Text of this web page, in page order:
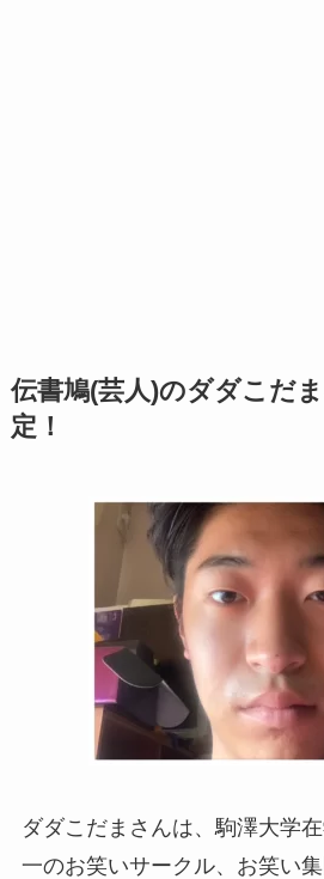
伝書鳩(芸人)のダダこだ
定！
ダダこだまさんは、駒澤大学
一のお笑いサークル、お笑い